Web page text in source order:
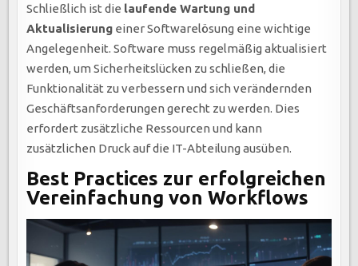
Schließlich ist die laufende Wartung und
Aktualisierung einer Softwarelösung eine wichtige
Angelegenheit. Software muss regelmäßig aktualisiert
werden, um Sicherheitslücken zu schließen, die
Funktionalität zu verbessern und sich verändernden
Geschäftsanforderungen gerecht zu werden. Dies
erfordert zusätzliche Ressourcen und kann
zusätzlichen Druck auf die IT-Abteilung ausüben.
Best Practices zur erfolgreichen
Vereinfachung von Workflows